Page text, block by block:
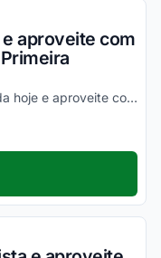
aproveite com
Usufrua das melhores vantagens ainda hoje e aproveite com vantagens incríveis!